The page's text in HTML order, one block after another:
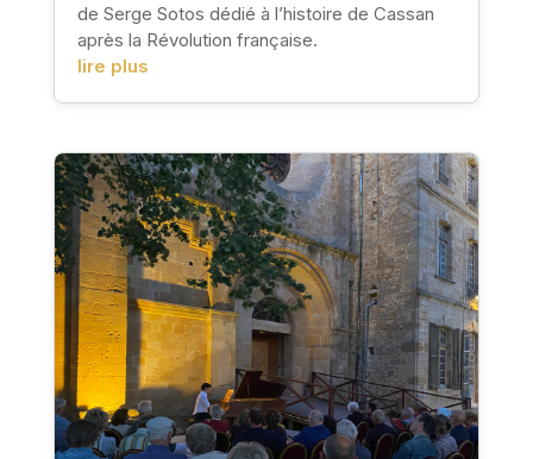
de Serge Sotos dédié à l’histoire de Cassan
après la Révolution française.
lire plus